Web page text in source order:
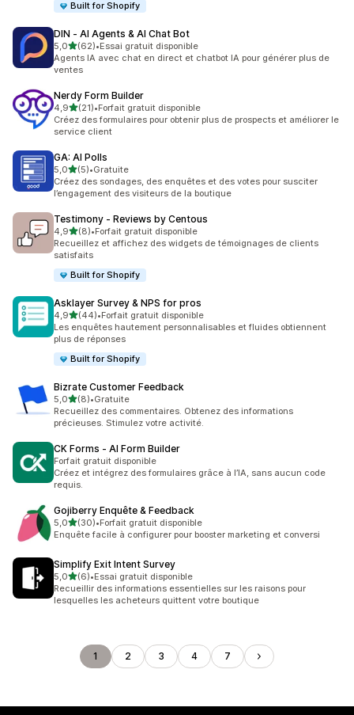
Built for Shopify
DIN ‑ AI Agents & AI Chat Bot
5,0étoile(s) sur 5
(62)
62 avis au total
•Essai gratuit disponible
Agents IA avec chat en direct et chatbot IA pour générer plus de
ventes
Nerdy Form Builder
4,9étoile(s) sur 5
(21)
21 avis au total
•Forfait gratuit disponible
Créez des formulaires pour obtenir plus de prospects et améliorer le
service client
GA: AI Polls
5,0étoile(s) sur 5
(5)
5 avis au total
•Gratuite
Créez des sondages, des enquêtes et des votes pour susciter
l’engagement des visiteurs de la boutique
Testimony ‑ Reviews by Centous
4,9étoile(s) sur 5
(8)
8 avis au total
•Forfait gratuit disponible
Recueillez et affichez des widgets de témoignages de clients
satisfaits
Built for Shopify
Asklayer Survey & NPS for pros
4,9étoile(s) sur 5
(44)
44 avis au total
•Forfait gratuit disponible
Les enquêtes hautement personnalisables et fluides obtiennent
plus de réponses
Built for Shopify
Bizrate Customer Feedback
5,0étoile(s) sur 5
(8)
8 avis au total
•Gratuite
Recueillez des commentaires. Obtenez des informations
précieuses. Stimulez votre activité.
CK Forms ‑ AI Form Builder
Forfait gratuit disponible
Créez et intégrez des formulaires grâce à l’IA, sans aucun code
requis.
Gojiberry Enquête & Feedback
5,0étoile(s) sur 5
(30)
30 avis au total
•Forfait gratuit disponible
Enquête facile à configurer pour booster marketing et conversi
Simplify Exit Intent Survey
5,0étoile(s) sur 5
(6)
6 avis au total
•Essai gratuit disponible
Recueillir des informations essentielles sur les raisons pour
lesquelles les acheteurs quittent votre boutique
1 2 3 4 7